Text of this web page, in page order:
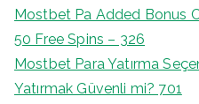
Mostbet Pa Added Bonus
50 Free Spins – 326
Mostbet Para Yatırma
Yatırmak Güvenli mi? 701